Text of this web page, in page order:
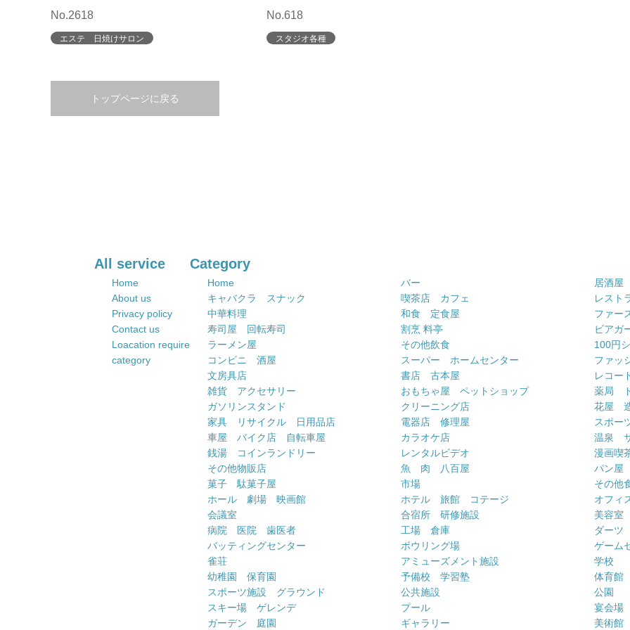
No.2618
エステ 日焼けサロン
No.618
スタジオ各種
トップページに戻る
All service
Home
About us
Privacy policy
Contact us
Loacation require
category
Category
Home バー
居酒屋
キャバクラ スナック
喫茶店 カフェ
レスト
中華料理
和食 定食屋
ファー
寿司屋 回転寿司
割烹 料亭
ビアガ
ラーメン屋
その他飲食
100円
コンビニ 酒屋
スーパー ホームセンター
ファッ
文房具店
書店 古本屋
レコー
雑貨 アクセサリー
おもちゃ屋 ペットショップ
薬局
ガソリンスタンド
クリーニング店
花屋
家具 リサイクル 日用品店
電器店 修理屋
スポー
車屋 バイク店 自転車屋
カラオケ店
温泉
銭湯 コインランドリー
レンタルビデオ
漫画喫
その他物販店
魚 肉 八百屋
パン屋
菓子 駄菓子屋
市場
その他
ホール 劇場 映画館
ホテル 旅館 コテージ
オフィ
会議室
合宿所 研修施設
美容室
病院 医院 歯医者
工場 倉庫
ダーツ
バッティングセンター
ボウリング場
ゲーム
雀荘
アミューズメント施設
学校
幼稚園 保育園
予備校 学習塾
体育館
スポーツ施設 グラウンド
公共施設
公園
スキー場 ゲレンデ
プール
宴会場
ガーデン 庭園
ギャラリー 美術館